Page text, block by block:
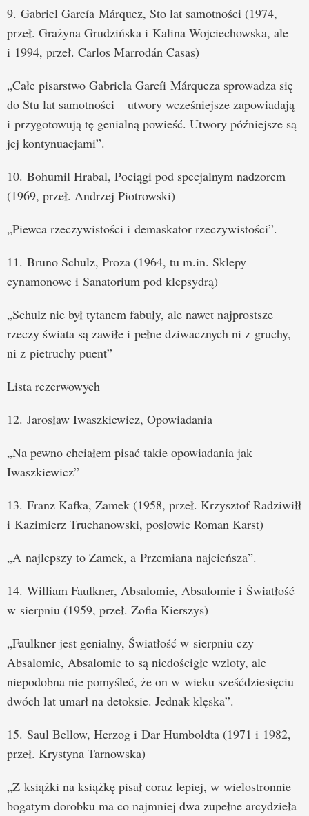
9. Gabriel García Márquez, Sto lat samotności (1974,
przeł. Grażyna Grudzińska i Kalina Wojciechowska, ale
i 1994, przeł. Carlos Marrodán Casas)
„Całe pisarstwo Gabriela Garcíi Márqueza sprowadza się
do Stu lat samotności – utwory wcześniejsze zapowiadają
i przygotowują tę genialną powieść. Utwory późniejsze są
jej kontynuacjami”.
10. Bohumil Hrabal, Pociągi pod specjalnym nadzorem
(1969, przeł. Andrzej Piotrowski)
„Piewca rzeczywistości i demaskator rzeczywistości”.
11. Bruno Schulz, Proza (1964, tu m.in. Sklepy
cynamonowe i Sanatorium pod klepsydrą)
„Schulz nie był tytanem fabuły, ale nawet najprostsze
rzeczy świata są zawiłe i pełne dziwacznych ni z gruchy,
ni z pietruchy puent”
Lista rezerwowych
12. Jarosław Iwaszkiewicz, Opowiadania
„Na pewno chciałem pisać takie opowiadania jak
Iwaszkiewicz”
13. Franz Kafka, Zamek (1958, przeł. Krzysztof Radziwiłł
i Kazimierz Truchanowski, posłowie Roman Karst)
„A najlepszy to Zamek, a Przemiana najcieńsza”.
14. William Faulkner, Absalomie, Absalomie i Światłość
w sierpniu (1959, przeł. Zofia Kierszys)
„Faulkner jest genialny, Światłość w sierpniu czy
Absalomie, Absalomie to są niedościgłe wzloty, ale
niepodobna nie pomyśleć, że on w wieku sześćdziesięciu
dwóch lat umarł na detoksie. Jednak klęska”.
15. Saul Bellow, Herzog i Dar Humboldta (1971 i 1982,
przeł. Krystyna Tarnowska)
„Z książki na książkę pisał coraz lepiej, w wielostronnie
bogatym dorobku ma co najmniej dwa zupełne arcydzieła